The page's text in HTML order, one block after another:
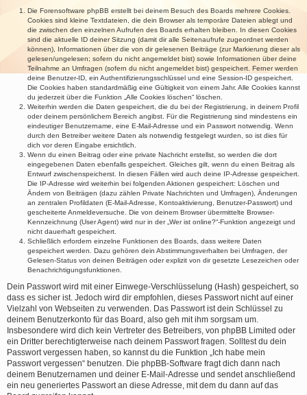
Die Forensoftware phpBB erstellt bei deinem Besuch des Boards mehrere Cookies.
Cookies sind kleine Textdateien, die dein Browser als temporäre Dateien ablegt und
die zwischen den einzelnen Aufrufen des Boards erhalten bleiben. In diesen Cookies
sind die aktuelle ID deiner Sitzung (damit dir alle Seitenaufrufe zugeordnet werden
können), Informationen über die von dir gelesenen Beiträge (zur Markierung dieser als
gelesen/ungelesen; sofern du nicht angemeldet bist) sowie Informationen über deine
Teilnahme an Umfragen (sofern du nicht angemeldet bist) gespeichert. Ferner werden
deine Benutzer-ID, ein Authentifizierungsschlüssel und eine Session-ID gespeichert.
Die Cookies haben standardmäßig eine Gültigkeit von einem Jahr. Alle Cookies kannst
du jederzeit über die Funktion „Alle Cookies löschen“ löschen.
Weiterhin werden die Daten gespeichert, die du bei der Registrierung, in deinem Profil
oder deinem persönlichem Bereich angibst. Für die Registrierung sind mindestens ein
eindeutiger Benutzername, eine E-Mail-Adresse und ein Passwort notwendig. Wenn
durch den Betreiber weitere Daten als notwendig festgelegt wurden, so ist dies für
dich vor deren Eingabe ersichtlich.
Wenn du einen Beitrag oder eine private Nachricht erstellst, so werden die dort
eingegebenen Daten ebenfalls gespeichert. Gleiches gilt, wenn du einen Beitrag als
Entwurf zwischenspeicherst. In diesen Fällen wird auch deine IP-Adresse gespeichert.
Die IP-Adresse wird weiterhin bei folgenden Aktionen gespeichert: Löschen und
Ändern von Beiträgen (dazu zählen Private Nachrichten und Umfragen), Änderungen
an zentralen Profildaten (E-Mail-Adresse, Kontoaktivierung, Benutzer-Passwort) und
gescheiterte Anmeldeversuche. Die von deinem Browser übermittelte Browser-
Kennzeichnung (User Agent) wird nur in der „Wer ist online?“-Funktion angezeigt und
nicht dauerhaft gespeichert.
Schließlich erfordern einzelne Funktionen des Boards, dass weitere Daten
gespeichert werden. Dazu gehören dein Abstimmungsverhalten bei Umfragen, der
Gelesen-Status von deinen Beiträgen oder explizit von dir gesetzte Lesezeichen oder
Benachrichtigungsfunktionen.
Dein Passwort wird mit einer Einwege-Verschlüsselung (Hash) gespeichert, so
dass es sicher ist. Jedoch wird dir empfohlen, dieses Passwort nicht auf einer
Vielzahl von Webseiten zu verwenden. Das Passwort ist dein Schlüssel zu
deinem Benutzerkonto für das Board, also geh mit ihm sorgsam um.
Insbesondere wird dich kein Vertreter des Betreibers, von phpBB Limited oder
ein Dritter berechtigterweise nach deinem Passwort fragen. Solltest du dein
Passwort vergessen haben, so kannst du die Funktion „Ich habe mein
Passwort vergessen“ benutzen. Die phpBB-Software fragt dich dann nach
deinem Benutzernamen und deiner E-Mail-Adresse und sendet anschließend
ein neu generiertes Passwort an diese Adresse, mit dem du dann auf das